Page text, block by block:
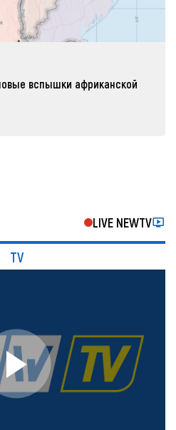
вспышки африканской
LIVE NEWTV
TV